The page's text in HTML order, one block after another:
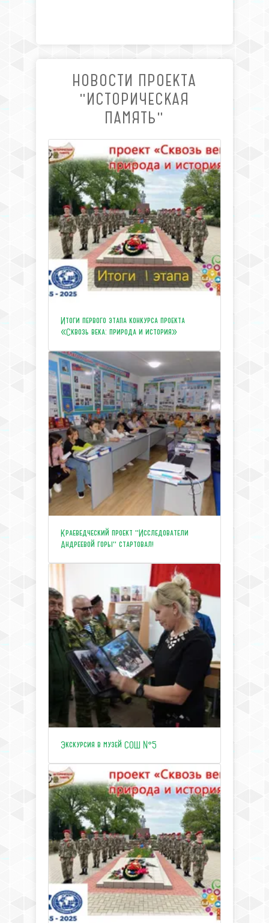
НОВОСТИ ПРОЕКТА
"ИСТОРИЧЕСКАЯ
ПАМЯТЬ"
Итоги первого этапа конкурса проекта
«Сквозь века: природа и история»
Краеведческий проект "Исследователи
Андреевой горы" стартовал!
Экскурсия в музей СОШ №5